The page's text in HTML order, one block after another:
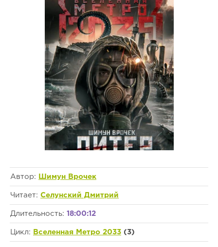
Автор: Шимун Врочек
Читает: Селунский Дмитрий
Длительность: 18:00:12
Цикл: Вселенная Метро 2033 (3)